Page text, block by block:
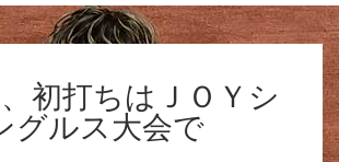
初打ちはＪＯＹシ
グルス大会で